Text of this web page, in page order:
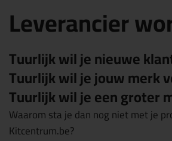
Leverancier
Tuurlijk wil je nieuwe
Tuurlijk wil je jouw merk
Tuurlijk wil je een groter
Waarom sta je dan nog niet met je
Kitcentrum.be?